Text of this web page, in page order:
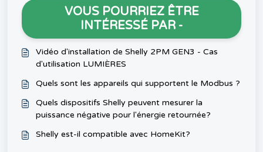
VOUS POURRIEZ ÊTRE
INTÉRESSÉ PAR -
Vidéo d'installation de Shelly 2PM GEN3 - Cas
d'utilisation LUMIÈRES
Quels sont les appareils qui supportent le Modbus ?
Quels dispositifs Shelly peuvent mesurer la
puissance négative pour l'énergie retournée?
Shelly est-il compatible avec HomeKit?